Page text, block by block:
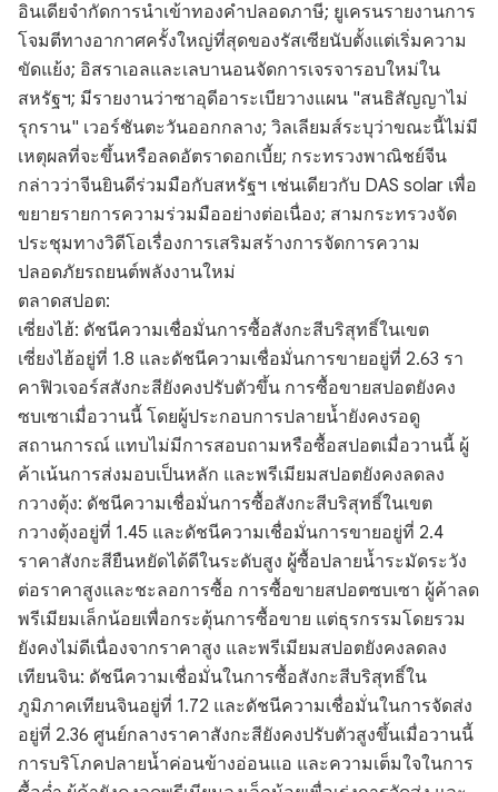
อินเดียจำกัดการนำเข้าทองคำปลอดภาษี; ยูเครนรายงานการ
โจมตีทางอากาศครั้งใหญ่ที่สุดของรัสเซียนับตั้งแต่เริ่มความ
ขัดแย้ง; อิสราเอลและเลบานอนจัดการเจรจารอบใหม่ใน
สหรัฐฯ; มีรายงานว่าซาอุดีอาระเบียวางแผน "สนธิสัญญาไม่
รุกราน" เวอร์ชันตะวันออกกลาง; วิลเลียมส์ระบุว่าขณะนี้ไม่มี
เหตุผลที่จะขึ้นหรือลดอัตราดอกเบี้ย; กระทรวงพาณิชย์จีน
กล่าวว่าจีนยินดีร่วมมือกับสหรัฐฯ เช่นเดียวกับ DAS solar เพื่อ
ขยายรายการความร่วมมืออย่างต่อเนื่อง; สามกระทรวงจัด
ประชุมทางวิดีโอเรื่องการเสริมสร้างการจัดการความ
ปลอดภัยรถยนต์พลังงานใหม่
ตลาดสปอต:
เซี่ยงไฮ้: ดัชนีความเชื่อมั่นการซื้อสังกะสีบริสุทธิ์ในเขต
เซี่ยงไฮ้อยู่ที่ 1.8 และดัชนีความเชื่อมั่นการขายอยู่ที่ 2.63 รา
คาฟิวเจอร์สสังกะสียังคงปรับตัวขึ้น การซื้อขายสปอตยังคง
ซบเซาเมื่อวานนี้ โดยผู้ประกอบการปลายน้ำยังคงรอดู
สถานการณ์ แทบไม่มีการสอบถามหรือซื้อสปอตเมื่อวานนี้ ผู้
ค้าเน้นการส่งมอบเป็นหลัก และพรีเมียมสปอตยังคงลดลง
กวางตุ้ง: ดัชนีความเชื่อมั่นการซื้อสังกะสีบริสุทธิ์ในเขต
กวางตุ้งอยู่ที่ 1.45 และดัชนีความเชื่อมั่นการขายอยู่ที่ 2.4
ราคาสังกะสียืนหยัดได้ดีในระดับสูง ผู้ซื้อปลายน้ำระมัดระวัง
ต่อราคาสูงและชะลอการซื้อ การซื้อขายสปอตซบเซา ผู้ค้าลด
พรีเมียมเล็กน้อยเพื่อกระตุ้นการซื้อขาย แต่ธุรกรรมโดยรวม
ยังคงไม่ดีเนื่องจากราคาสูง และพรีเมียมสปอตยังคงลดลง
เทียนจิน: ดัชนีความเชื่อมั่นในการซื้อสังกะสีบริสุทธิ์ใน
ภูมิภาคเทียนจินอยู่ที่ 1.72 และดัชนีความเชื่อมั่นในการจัดส่ง
อยู่ที่ 2.36 ศูนย์กลางราคาสังกะสียังคงปรับตัวสูงขึ้นเมื่อวานนี้
การบริโภคปลายน้ำค่อนข้างอ่อนแอ และความเต็มใจในการ